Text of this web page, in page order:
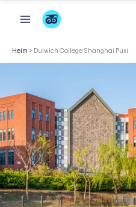
springen
Heim > Dulwich College Shanghai Puxi